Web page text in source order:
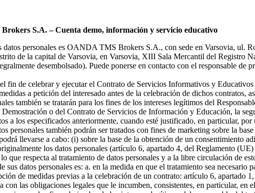
S.A. – Cuenta demo, información y servicio educativo
datos personales es OANDA TMS Brokers S.A., con sede en Varsovia,
de la capital de Varsovia, en Varsovia, XIII Sala Mercantil del Registro
desembolsado). Puede ponerse en contacto con el responsable de
el fin de celebrar y ejecutar el Contrato de Servicios Informativos y
a petición del interesado antes de la celebración de dichos
también se tratarán para los fines de los intereses legítimos del
o del Contrato de Servicios de Información y Educación, la
a los especificados anteriormente, cuando esté justificado, en particular,
personales también podrán ser tratados con fines de marketing sobre la
llevarse a cabo: (i) sobre la base de la obtención de un consentimiento
los datos personales (artículo 6, apartado 4, del Reglamento
que respecta al tratamiento de datos personales y a la libre circulación de
sus datos personales es: a. en la medida en que el tratamiento sea
de medidas previas a la celebración de un contrato: artículo 6, apartado
con las obligaciones legales que le incumben, consistentes, en particular,